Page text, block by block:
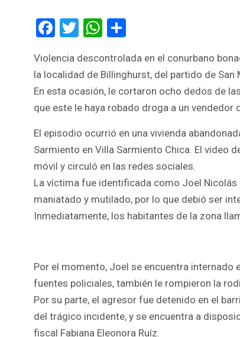
F
ce
b
o
k
T
tt
er
W
at
s
A
p
ar
e
Violencia descontrolada en el conurbano
la localidad de Billinghurst, del partido de
En esta ocasión, le cortaron ocho dedos de
que este le haya robado droga a un
El episodio ocurrió en una vivienda
Sarmiento en Villa Sarmiento Chica. El video
móvil y circuló en las redes sociales.
La víctima fue identificada como Joel
maniatado y mutilado, por lo que debió ser
Inmediatamente, los habitantes de la zona
Por el momento, Joel se encuentra internado
fuentes policiales, también le rompieron la
Por su parte, el agresor fue detenido en el
del trágico incidente, y se encuentra a
fiscal Fabiana Eleonora Ruíz.